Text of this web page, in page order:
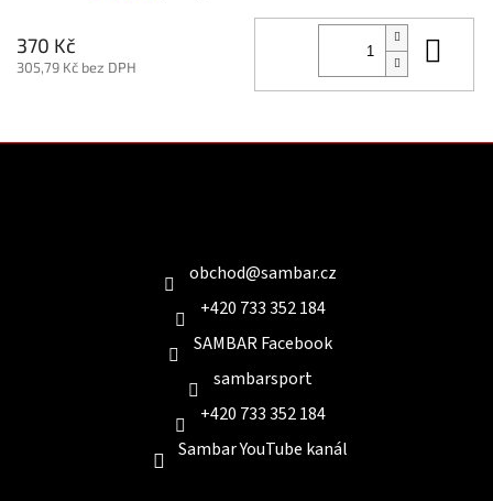
370 Kč
305,79 Kč bez DPH
obchod@sambar.cz
+420 733 352 184
SAMBAR Facebook
sambarsport
+420 733 352 184
Sambar YouTube kanál